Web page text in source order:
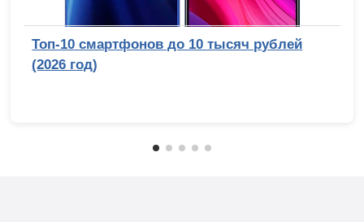
Топ-10 смартфонов до 10 тысяч рублей
(2026 год)